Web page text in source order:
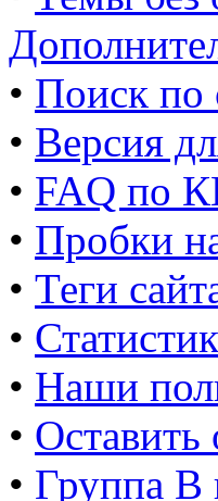
• Поиск по
• Версия
• FAQ по
• Пробки
• Теги
•
• Наши
• Оставить
• Группа В